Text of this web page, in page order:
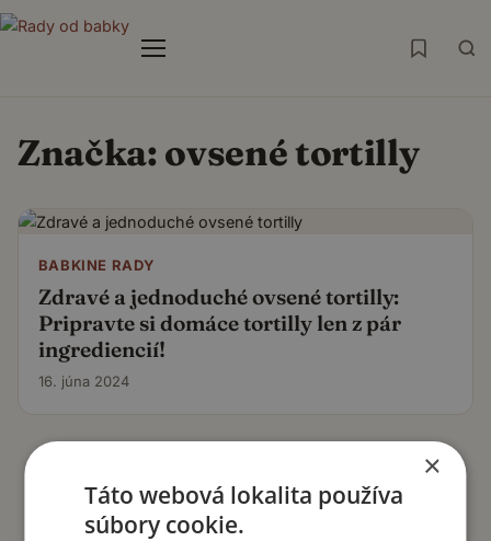
Menu
Značka: ovsené tortilly
BABKINE RADY
Zdravé a jednoduché ovsené tortilly:
Pripravte si domáce tortilly len z pár
ingrediencií!
16. júna 2024
×
Táto webová lokalita používa
súbory cookie.